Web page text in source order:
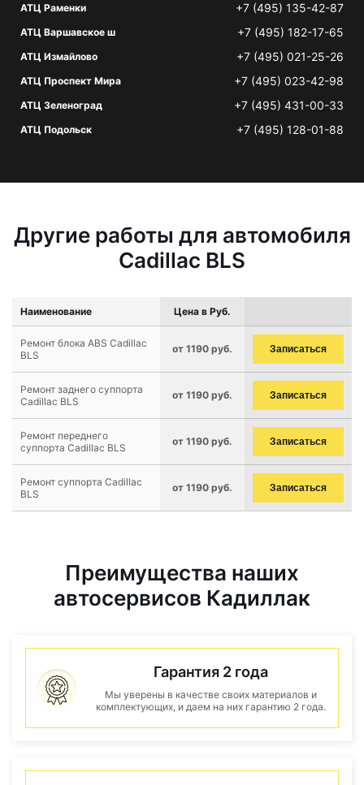
АТЦ Раменки +7 (495) 135-42-87
АТЦ Варшавское ш +7 (495) 182-17-65
АТЦ Измайлово +7 (495) 021-25-26
АТЦ Проспект Мира +7 (495) 023-42-98
АТЦ Зеленоград +7 (495) 431-00-33
АТЦ Подольск +7 (495) 128-01-88
Другие работы для автомобиля
Cadillac BLS
Наименование Цена в Руб.
Ремонт блока ABS Cadillac
BLS
от 1190 руб. Записаться
Ремонт заднего суппорта
Cadillac BLS
от 1190 руб. Записаться
Ремонт переднего
суппорта Cadillac BLS
от 1190 руб. Записаться
Ремонт суппорта Cadillac
BLS
от 1190 руб. Записаться
Преимущества наших
автосервисов Кадиллак
Гарантия 2 года
Мы уверены в качестве своих материалов и
комплектующих, и даем на них гарантию 2 года.